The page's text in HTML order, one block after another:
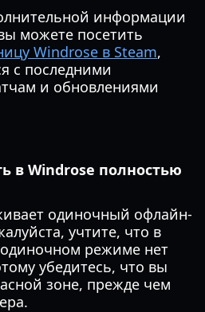
информации
можете посетить
Windrose в Steam,
с последними
и обновлениями
в Windrose полностью
одиночный офлайн-
учтите, что в
режиме нет
убедитесь, что вы
зоне, прежде чем